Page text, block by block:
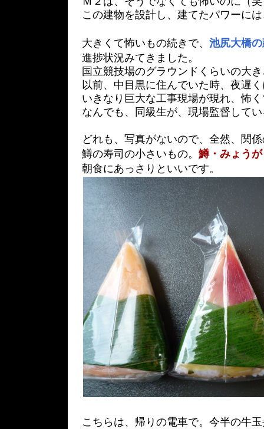
この建物を設計し、建てたパワーに
大きくて怖いもの続きで、 池尻大橋
進捗状況みてきました。
国立競技場のグラウンドくらいの大
以前、中目黒に住んでいた時、夜遅
いきなり巨大な工事現場が現れ、怖
なんでも、同級生が、現場監督して
どれも、写真がないので、全然、関
鱒の寿司の小さいもの。 鱒・みょう
朝食にあっさりといいです。
こちらは、帰りの電車で。今半の牛